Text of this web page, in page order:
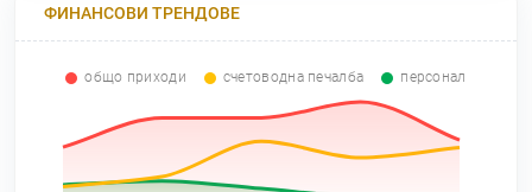
ФИНАНСОВИ ТРЕНДОВЕ
общо приходи счетоводна печалба персонал